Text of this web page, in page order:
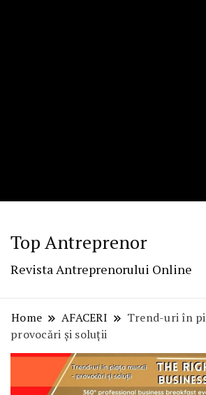
Top Antreprenor
Revista Antreprenorului Online
Home AFACERI
Trend-uri în
provocări și soluții